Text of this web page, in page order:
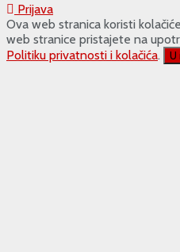
Prijava
Ova web stranica koristi
web stranice pristajete na
Politiku privatnosti i kolačića. U